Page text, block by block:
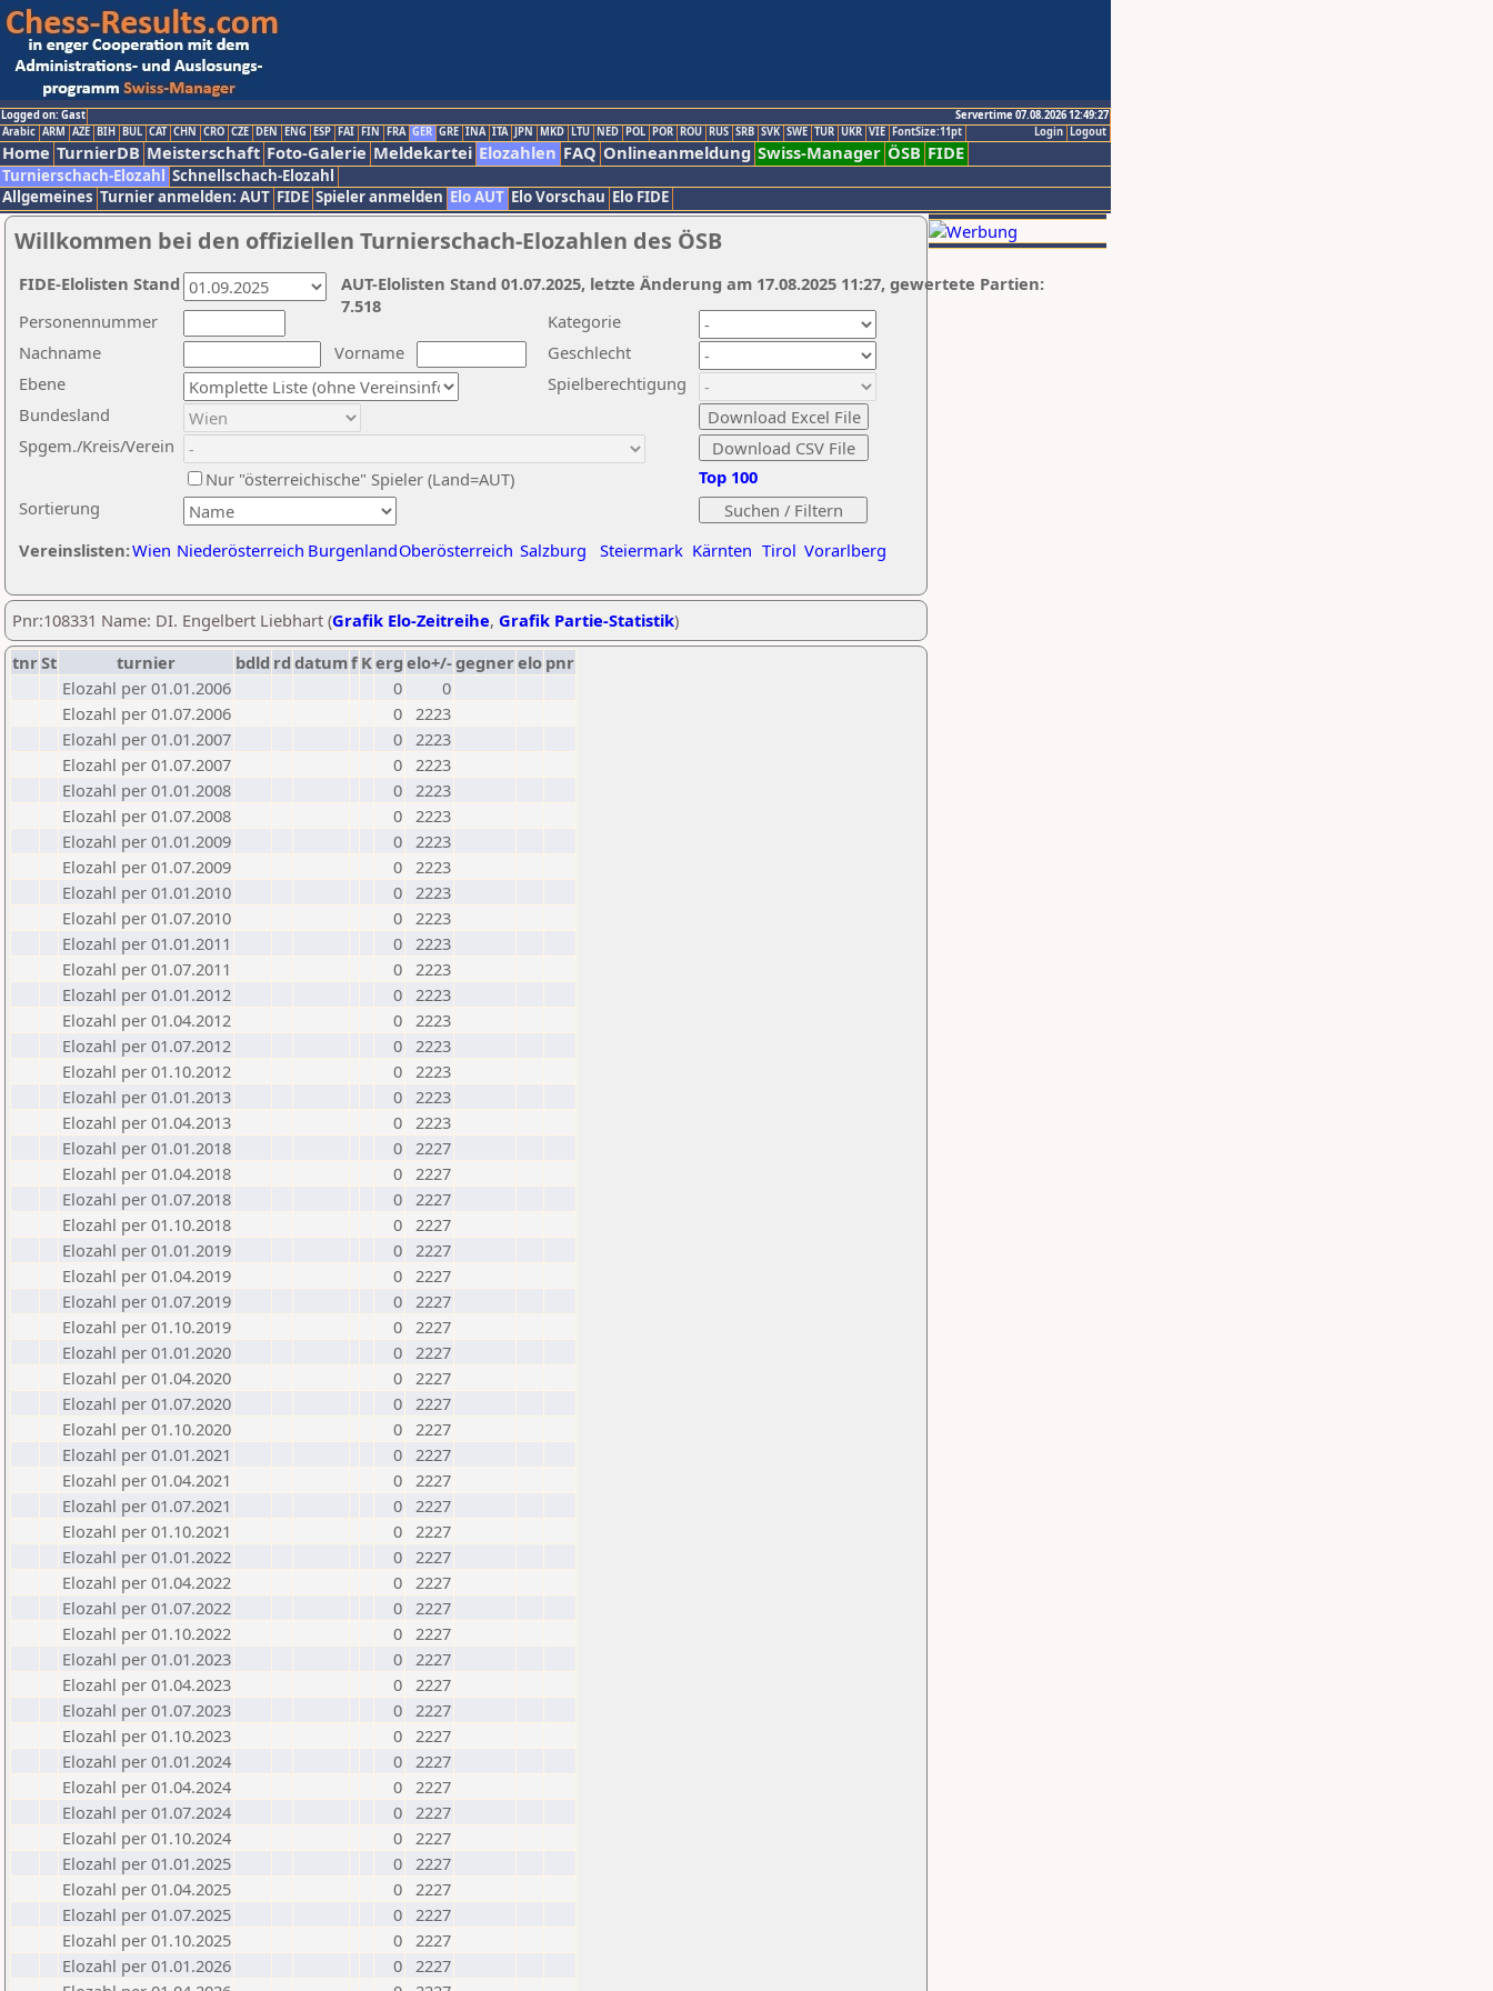
Logged on: Gast
Servertime 07.08.2026 12:49:27
Logout
Login
Arabic ARM AZE BIH BUL CAT CHN CRO CZE DEN ENG ESP FAI FIN FRA GER GRE INA ITA JPN MKD LTU NED POL POR ROU RUS SRB SVK SWE TUR UKR VIE FontSize:11pt
Home TurnierDB Meisterschaft Foto-Galerie Meldekartei Elozahlen FAQ Onlineanmeldung Swiss-Manager ÖSB FIDE
Turnierschach-Elozahl Schnellschach-Elozahl
Allgemeines Turnier anmelden: AUT FIDE Spieler anmelden Elo AUT Elo Vorschau Elo FIDE
Willkommen bei den offiziellen Turnierschach-Elozahlen des ÖSB
Nachname
Vorname
Ebene
Kategorie
Sortierung
Personennummer
Bundesland
Spgem./Kreis/Verein
Geschlecht
Nur "österreichische" Spieler (Land=AUT)
Spielberechtigung
Vereinslisten:Wien Niederösterreich BurgenlandOberösterreich Salzburg Steiermark Kärnten Tirol Vorarlberg
Top 100
AUT-Elolisten Stand 01.07.2025, letzte Änderung am 17.08.2025 11:27, gewertete Partien:
7.518
FIDE-Elolisten Stand
Pnr:108331 Name: DI. Engelbert Liebhart (Grafik Elo-Zeitreihe, Grafik Partie-Statistik)
tnrSt turnier bdld rd datumf Kerg elo+/-gegnerelo pnr
Elozahl per 01.01.2006
0
0
Elozahl per 01.07.2006
0 2223
Elozahl per 01.01.2007
0 2223
Elozahl per 01.07.2007
0 2223
Elozahl per 01.01.2008
0 2223
Elozahl per 01.07.2008
0 2223
Elozahl per 01.01.2009
0 2223
Elozahl per 01.07.2009
0 2223
Elozahl per 01.01.2010
0 2223
Elozahl per 01.07.2010
0 2223
Elozahl per 01.01.2011
0 2223
Elozahl per 01.07.2011
0 2223
Elozahl per 01.01.2012
0 2223
Elozahl per 01.04.2012
0 2223
Elozahl per 01.07.2012
0 2223
Elozahl per 01.10.2012
0 2223
Elozahl per 01.01.2013
0 2223
Elozahl per 01.04.2013
0 2223
Elozahl per 01.01.2018
0 2227
Elozahl per 01.04.2018
0 2227
Elozahl per 01.07.2018
0 2227
Elozahl per 01.10.2018
0 2227
Elozahl per 01.01.2019
0 2227
Elozahl per 01.04.2019
0 2227
Elozahl per 01.07.2019
0 2227
Elozahl per 01.10.2019
0 2227
Elozahl per 01.01.2020
0 2227
Elozahl per 01.04.2020
0 2227
Elozahl per 01.07.2020
0 2227
Elozahl per 01.10.2020
0 2227
Elozahl per 01.01.2021
0 2227
Elozahl per 01.04.2021
0 2227
Elozahl per 01.07.2021
0 2227
Elozahl per 01.10.2021
0 2227
Elozahl per 01.01.2022
0 2227
Elozahl per 01.04.2022
0 2227
Elozahl per 01.07.2022
0 2227
Elozahl per 01.10.2022
0 2227
Elozahl per 01.01.2023
0 2227
Elozahl per 01.04.2023
0 2227
Elozahl per 01.07.2023
0 2227
Elozahl per 01.10.2023
0 2227
Elozahl per 01.01.2024
0 2227
Elozahl per 01.04.2024
0 2227
Elozahl per 01.07.2024
0 2227
Elozahl per 01.10.2024
0 2227
Elozahl per 01.01.2025
0 2227
Elozahl per 01.04.2025
0 2227
Elozahl per 01.07.2025
0 2227
Elozahl per 01.10.2025
0 2227
Elozahl per 01.01.2026
0 2227